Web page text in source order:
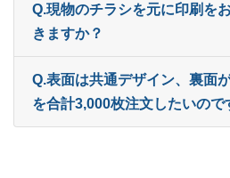
Q.現物のチラシを元に印刷を
きますか？
Q.表面は共通デザイン、裏面
を合計3,000枚注文したいので